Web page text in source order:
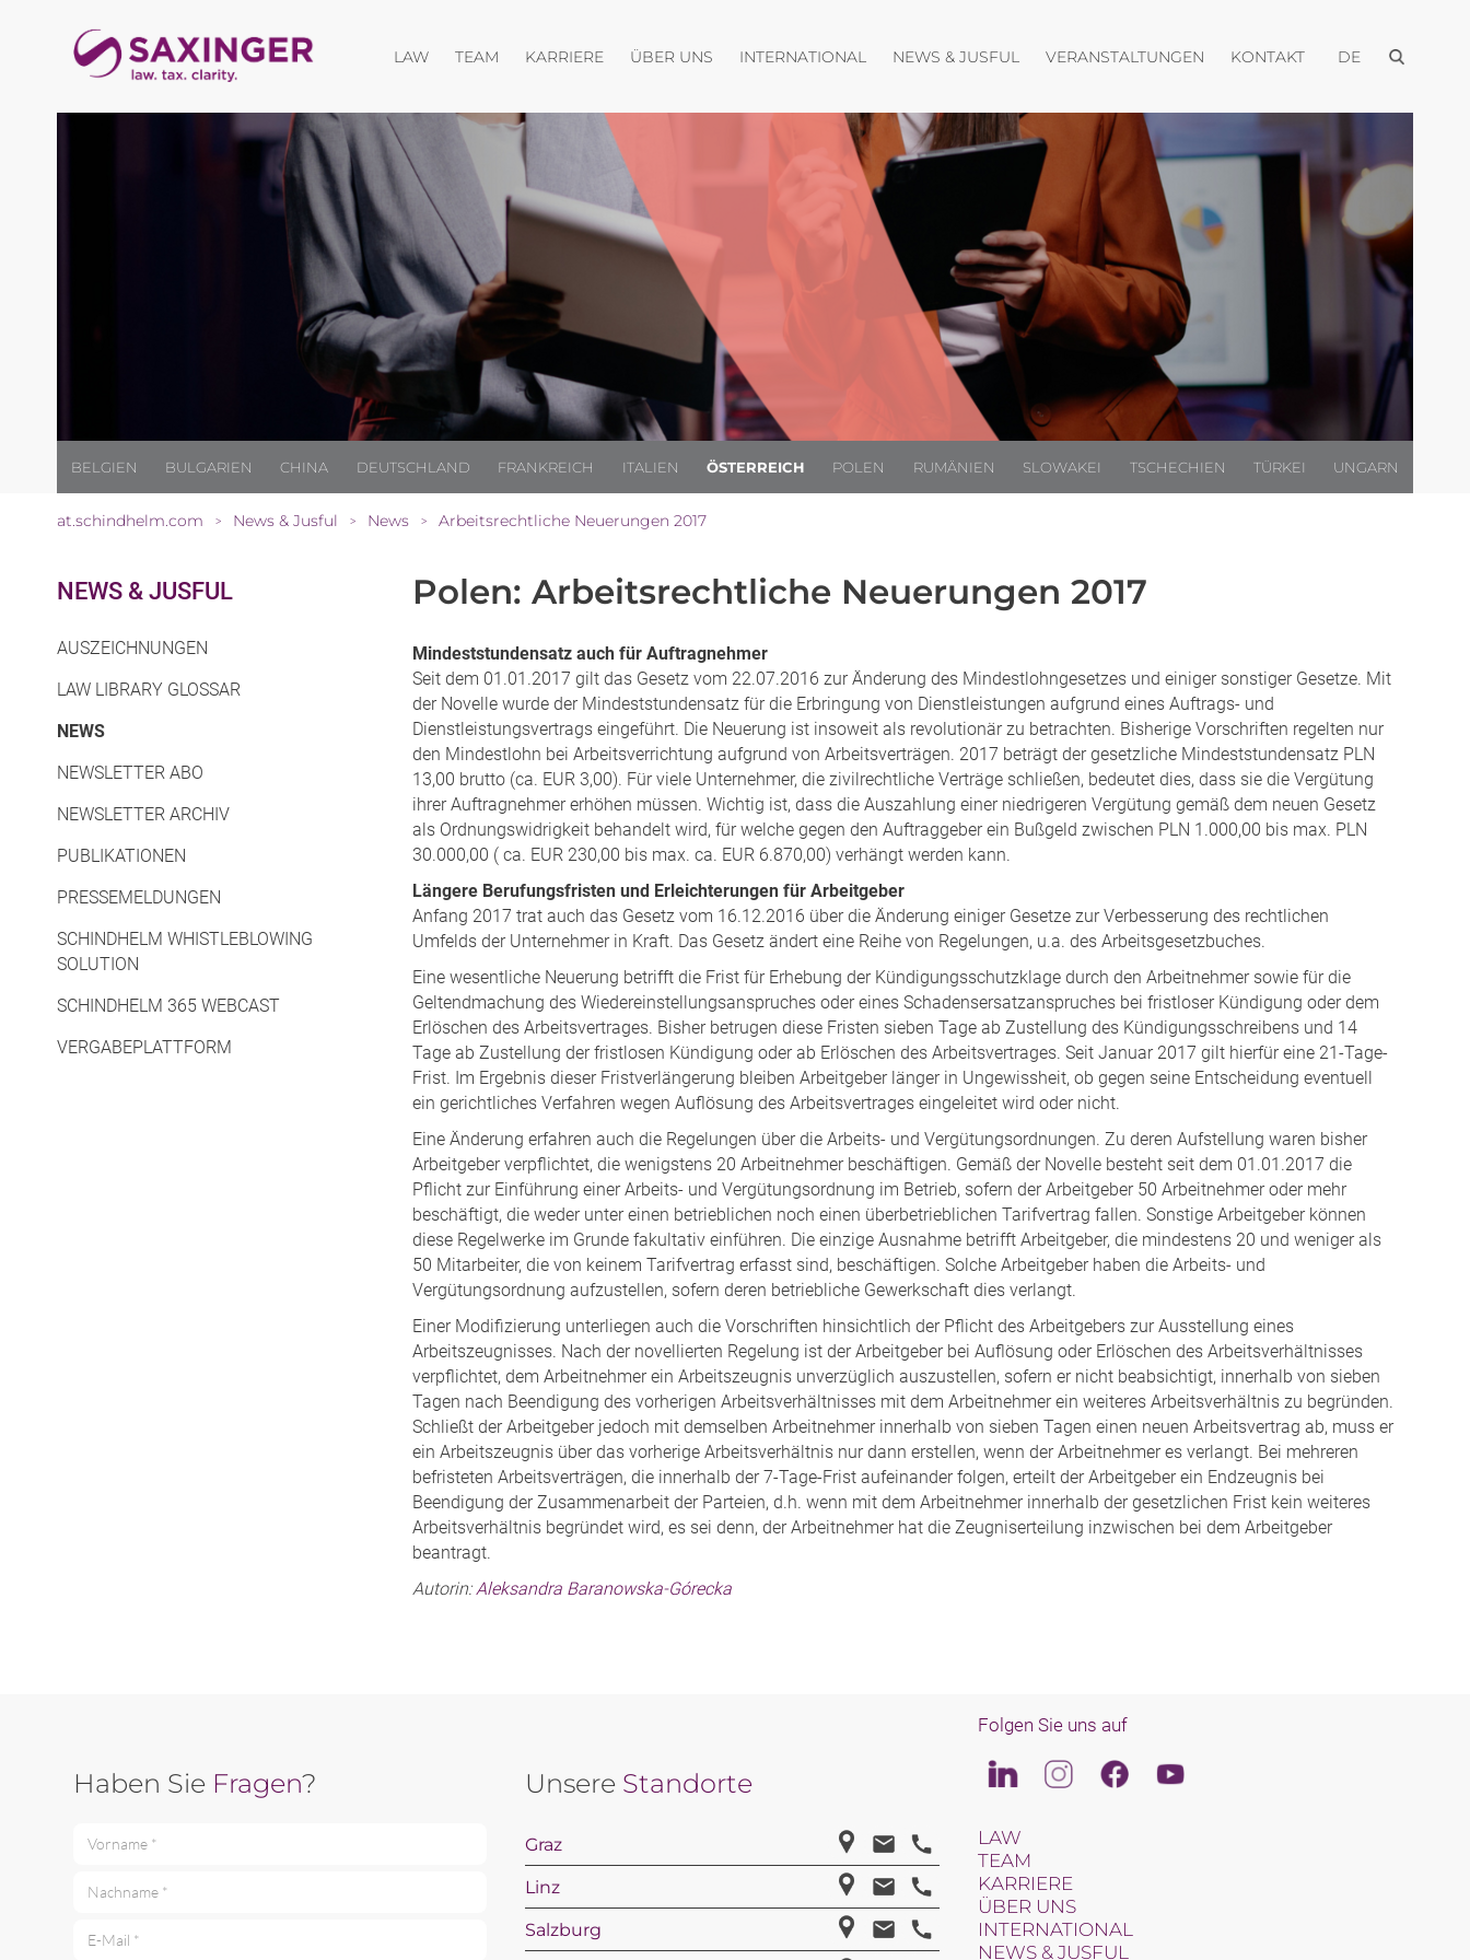
LAWMenü öffnen
TEAM KARRIEREMenü öffnen
ÜBER UNS Menü öffnen
INTERNATIONAL Menü öffnen
NEWS & JUSFUL Menü öffnen
VERANSTALTUNGEN Menü öffnen
KONTAKTMenü öffnen
DE Menü öffnen
BELGIEN BULGARIEN CHINA DEUTSCHLAND FRANKREICH ITALIEN ÖSTERREICH POLEN RUMÄNIEN SLOWAKEI TSCHECHIEN TÜRKEI UNGARN
at.schindhelm.com > News & Jusful > News > Arbeitsrechtliche Neuerungen 2017
NEWS & JUSFUL
AUSZEICHNUNGEN
LAW LIBRARY GLOSSAR
NEWS(CURRENT)
NEWSLETTER ABO
NEWSLETTER ARCHIV
PUBLIKATIONEN
PRESSEMELDUNGEN
SCHINDHELM WHISTLEBLOWING
SOLUTION
SCHINDHELM 365 WEBCAST
VERGABEPLATTFORM
Polen: Arbeitsrechtliche Neuerungen 2017
Mindeststundensatz auch für Auftragnehmer
Seit dem 01.01.2017 gilt das Gesetz vom 22.07.2016 zur Änderung des Mindestlohngesetzes und einiger sonstiger Gesetze. Mit
der Novelle wurde der Mindeststundensatz für die Erbringung von Dienstleistungen aufgrund eines Auftrags- und
Dienstleistungsvertrags eingeführt. Die Neuerung ist insoweit als revolutionär zu betrachten. Bisherige Vorschriften regelten nur
den Mindestlohn bei Arbeitsverrichtung aufgrund von Arbeitsverträgen. 2017 beträgt der gesetzliche Mindeststundensatz PLN
13,00 brutto (ca. EUR 3,00). Für viele Unternehmer, die zivilrechtliche Verträge schließen, bedeutet dies, dass sie die Vergütung
ihrer Auftragnehmer erhöhen müssen. Wichtig ist, dass die Auszahlung einer niedrigeren Vergütung gemäß dem neuen Gesetz
als Ordnungswidrigkeit behandelt wird, für welche gegen den Auftraggeber ein Bußgeld zwischen PLN 1.000,00 bis max. PLN
30.000,00 ( ca. EUR 230,00 bis max. ca. EUR 6.870,00) verhängt werden kann.
Längere Berufungsfristen und Erleichterungen für Arbeitgeber
Anfang 2017 trat auch das Gesetz vom 16.12.2016 über die Änderung einiger Gesetze zur Verbesserung des rechtlichen
Umfelds der Unternehmer in Kraft. Das Gesetz ändert eine Reihe von Regelungen, u.a. des Arbeitsgesetzbuches.
Eine wesentliche Neuerung betrifft die Frist für Erhebung der Kündigungsschutzklage durch den Arbeitnehmer sowie für die
Geltendmachung des Wiedereinstellungsanspruches oder eines Schadensersatzanspruches bei fristloser Kündigung oder dem
Erlöschen des Arbeitsvertrages. Bisher betrugen diese Fristen sieben Tage ab Zustellung des Kündigungsschreibens und 14
Tage ab Zustellung der fristlosen Kündigung oder ab Erlöschen des Arbeitsvertrages. Seit Januar 2017 gilt hierfür eine 21-Tage-
Frist. Im Ergebnis dieser Fristverlängerung bleiben Arbeitgeber länger in Ungewissheit, ob gegen seine Entscheidung eventuell
ein gerichtliches Verfahren wegen Auflösung des Arbeitsvertrages eingeleitet wird oder nicht.
Eine Änderung erfahren auch die Regelungen über die Arbeits- und Vergütungsordnungen. Zu deren Aufstellung waren bisher
Arbeitgeber verpflichtet, die wenigstens 20 Arbeitnehmer beschäftigen. Gemäß der Novelle besteht seit dem 01.01.2017 die
Pflicht zur Einführung einer Arbeits- und Vergütungsordnung im Betrieb, sofern der Arbeitgeber 50 Arbeitnehmer oder mehr
beschäftigt, die weder unter einen betrieblichen noch einen überbetrieblichen Tarifvertrag fallen. Sonstige Arbeitgeber können
diese Regelwerke im Grunde fakultativ einführen. Die einzige Ausnahme betrifft Arbeitgeber, die mindestens 20 und weniger als
50 Mitarbeiter, die von keinem Tarifvertrag erfasst sind, beschäftigen. Solche Arbeitgeber haben die Arbeits- und
Vergütungsordnung aufzustellen, sofern deren betriebliche Gewerkschaft dies verlangt.
Einer Modifizierung unterliegen auch die Vorschriften hinsichtlich der Pflicht des Arbeitgebers zur Ausstellung eines
Arbeitszeugnisses. Nach der novellierten Regelung ist der Arbeitgeber bei Auflösung oder Erlöschen des Arbeitsverhältnisses
verpflichtet, dem Arbeitnehmer ein Arbeitszeugnis unverzüglich auszustellen, sofern er nicht beabsichtigt, innerhalb von sieben
Tagen nach Beendigung des vorherigen Arbeitsverhältnisses mit dem Arbeitnehmer ein weiteres Arbeitsverhältnis zu begründen.
Schließt der Arbeitgeber jedoch mit demselben Arbeitnehmer innerhalb von sieben Tagen einen neuen Arbeitsvertrag ab, muss er
ein Arbeitszeugnis über das vorherige Arbeitsverhältnis nur dann erstellen, wenn der Arbeitnehmer es verlangt. Bei mehreren
befristeten Arbeitsverträgen, die innerhalb der 7-Tage-Frist aufeinander folgen, erteilt der Arbeitgeber ein Endzeugnis bei
Beendigung der Zusammenarbeit der Parteien, d.h. wenn mit dem Arbeitnehmer innerhalb der gesetzlichen Frist kein weiteres
Arbeitsverhältnis begründet wird, es sei denn, der Arbeitnehmer hat die Zeugniserteilung inzwischen bei dem Arbeitgeber
beantragt.
Autorin:Aleksandra Baranowska-Górecka
Haben Sie Fragen?
Vorname *
Nachname *
E-Mail *
Unsere Standorte
Graz
Linz
Salzburg
Folgen Sie uns auf
LinkedinInstagramFacebookYoutube
LAW
TEAM
KARRIERE
ÜBER UNS
INTERNATIONAL
NEWS & JUSFUL